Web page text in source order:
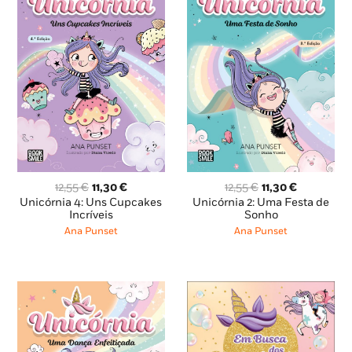
12,55€ O
preço
original
era:
11,30€O
preço
Unicórnia 4: Uns Cupcakes
Incríveis
Ana Punset
12,55€ O
preço
original
era:
11,30€O
preço
Unicórnia 2: Uma Festa de
Sonho
Ana Punset